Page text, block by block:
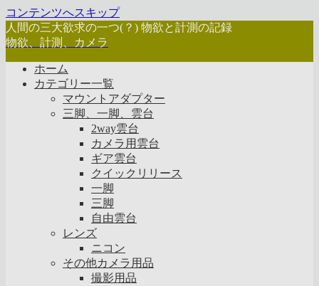
コンテンツへスキップ
人間の三大欲求の一つ(？) 物欲と計測の記録
物欲、計測、カメラ
ホーム
カテゴリー一覧
マウントアダプター
三脚、一脚、雲台
2way雲台
カメラ用雲台
ギア雲台
クイックリリース
一脚
三脚
自由雲台
レンズ
ニコン
その他カメラ用品
撮影用品